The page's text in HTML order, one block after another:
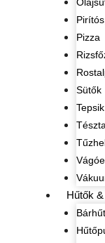
Pizza
Sütők
Hűtők